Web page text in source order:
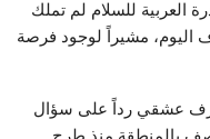
العربية للسلام لم تملك
اليوم، مشيراً لوجود فرصة
عشقي رداً على سؤال